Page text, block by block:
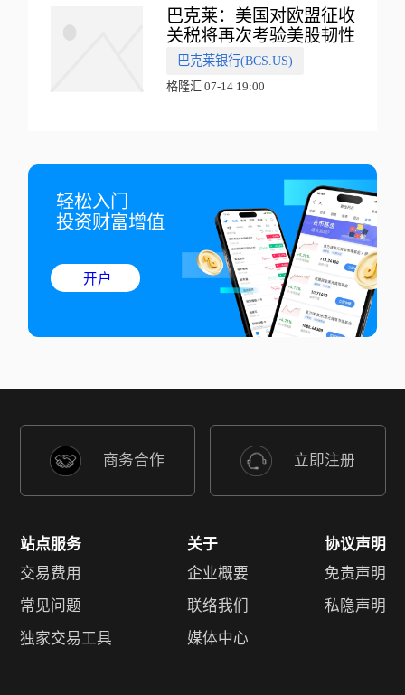
巴克莱：美国对欧盟征收
关税将再次考验美股韧性
巴克莱银行(BCS.US)
格隆汇 07-14 19:00
轻松入门
投资财富增值
开户
商务合作 立即注册
站点服务
交易费用
常见问题
独家交易工具
关于
企业概要
联络我们
媒体中心
协议声明
免责声明
私隐声明